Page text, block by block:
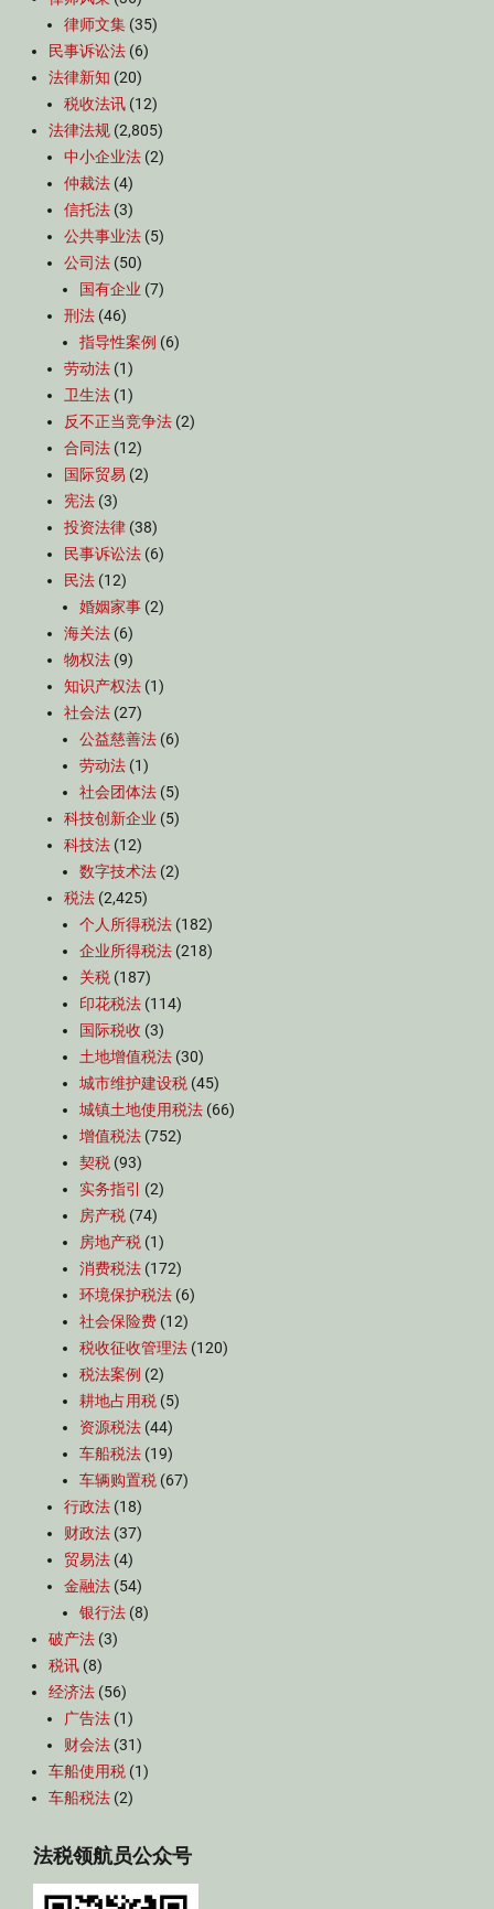
律师文集 (35)
民事诉讼法 (6)
法律新知 (20)
税收法讯 (12)
法律法规 (2,805)
中小企业法 (2)
仲裁法 (4)
信托法 (3)
公共事业法 (5)
公司法 (50)
国有企业 (7)
刑法 (46)
指导性案例 (6)
劳动法 (1)
卫生法 (1)
反不正当竞争法 (2)
合同法 (12)
国际贸易 (2)
宪法 (3)
投资法律 (38)
民事诉讼法 (6)
民法 (12)
婚姻家事 (2)
海关法 (6)
物权法 (9)
知识产权法 (1)
社会法 (27)
公益慈善法 (6)
劳动法 (1)
社会团体法 (5)
科技创新企业 (5)
科技法 (12)
数字技术法 (2)
税法 (2,425)
个人所得税法 (182)
企业所得税法 (218)
关税 (187)
印花税法 (114)
国际税收 (3)
土地增值税法 (30)
城市维护建设税 (45)
城镇土地使用税法 (66)
增值税法 (752)
契税 (93)
实务指引
(2)
房产税 (74)
房地产税 (1)
消费税法 (172)
环境保护税法 (6)
社会保险费 (12)
税收征收管理法 (120)
税法案例 (2)
耕地占用税 (5)
资源税法 (44)
车船税法 (19)
车辆购置税 (67)
行政法 (18)
财政法 (37)
贸易法 (4)
金融法 (54)
银行法 (8)
破产法 (3)
税讯 (8)
经济法 (56)
广告法 (1)
财会法 (31)
车船使用税 (1)
车船税法 (2)
法税领航员公众号